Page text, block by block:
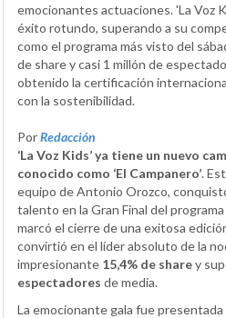
emocionantes actuaciones. 'La Voz
éxito rotundo, superando a su
como el programa más visto del
de share y casi 1 millón de
obtenido la certificación
con la sostenibilidad.
PorRedacción
‘La Voz Kids’ ya tiene un nuevo
conocido como ‘El Campanero’.
equipo de Antonio Orozco,
talento en la Gran Final del
marcó el cierre de una exitosa
convirtió en el líder absoluto de la
impresionante 15,4% de sharey
espectadores de media.
La emocionante gala fue